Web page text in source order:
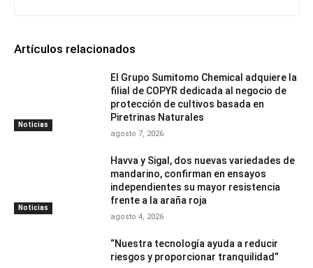
Artículos relacionados
Noticias
El Grupo Sumitomo Chemical adquiere la
filial de COPYR dedicada al negocio de
protección de cultivos basada en
Piretrinas Naturales
agosto 7, 2026
Noticias
Havva y Sigal, dos nuevas variedades de
mandarino, confirman en ensayos
independientes su mayor resistencia
frente a la araña roja
agosto 4, 2026
“Nuestra tecnología ayuda a reducir
riesgos y proporcionar tranquilidad”